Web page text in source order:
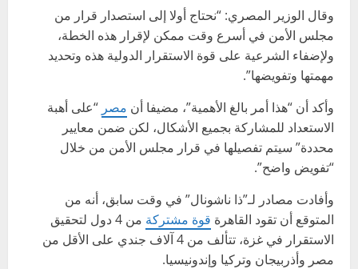
وقال الوزير المصري: “نحتاج أولا إلى استصدار قرار من
مجلس الأمن في أسرع وقت ممكن لإقرار هذه الخطة،
ولإضفاء الشرعية على قوة الاستقرار الدولية هذه وتحديد
مهمتها وتفويضها”.
وأكد أن “هذا أمر بالغ الأهمية”، مضيفا أن مصر “على أهبة
الاستعداد للمشاركة بجميع الأشكال، لكن ضمن معايير
محددة” سيتم تفصيلها في قرار مجلس الأمن من خلال
“تفويض واضح”.
وأفادت مصادر لـ”ذا ناشونال” في وقت سابق، أنه من
المتوقع أن تقود القاهرة قوة مشتركة
من 4 دول لتحقيق
الاستقرار في غزة، تتألف من 4 آلاف جندي على الأقل من
مصر وأذربيجان وتركيا وإندونيسيا.